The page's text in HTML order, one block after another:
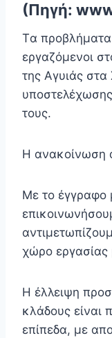
(Πηγή:
Tα προβλήματα
εργαζόμενοι
της Αγυιάς στα
τους.
Η ανακοίνωση
Με το έγγραφο
χώρο εργασίας
Η έλλειψη
κλάδους είναι
επίπεδα, με